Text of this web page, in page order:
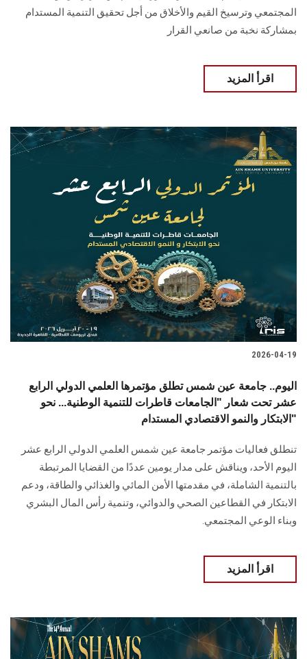
المجتمعي وترسيخ القيم والأخلاق من أجل تحقيق التنمية المستدام
بمشاركة نخبة من صانعي القرار
اقرأ المزيد
2026-04-19
اليوم.. جامعة عين شمس تطلق مؤتمرها العلمي الدولي الرابع
عشر تحت شعار "الجامعات قاطرات للتنمية الوطنية... نحو
الابتكار والنمو الاقتصادي المستدام"
تنطلق فعاليات مؤتمر جامعة عين شمس العلمي الدولي الرابع عشر
اليوم الأحد، ويناقش على مدار يومين عددًا من القضايا المرتبطة
بالتنمية الشاملة، في مقدمتها الأمن المائي والغذائي والطاقة، ودعم
الابتكار في القطاعين الصحي والدوائي، وتنمية رأس المال البشري
وبناء الوعي المجتمعي.
اقرأ المزيد